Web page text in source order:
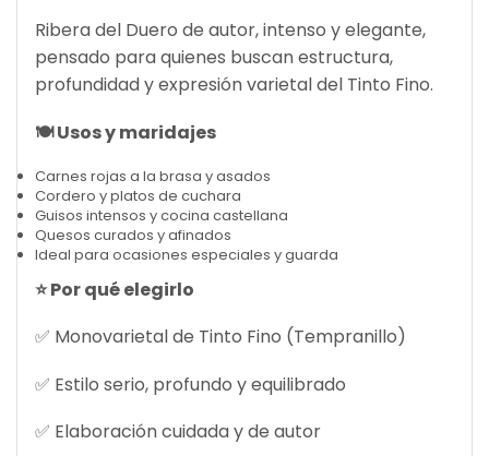
Ribera del Duero de autor, intenso y elegante,
pensado para quienes buscan estructura,
profundidad y expresión varietal del Tinto Fino.
🍽️ Usos y maridajes
Carnes rojas a la brasa y asados
Cordero y platos de cuchara
Guisos intensos y cocina castellana
Quesos curados y afinados
Ideal para ocasiones especiales y guarda
⭐ Por qué elegirlo
✅ Monovarietal de Tinto Fino (Tempranillo)
✅ Estilo serio, profundo y equilibrado
✅ Elaboración cuidada y de autor